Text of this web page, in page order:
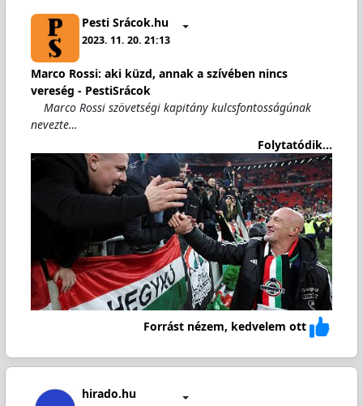
Pesti Srácok.hu
2023. 11. 20. 21:13
Marco Rossi: aki küzd, annak a szívében nincs
vereség - PestiSrácok
Marco Rossi szövetségi kapitány kulcsfontosságúnak
nevezte…
Folytatódik...
Forrást nézem, kedvelem ott
hirado.hu